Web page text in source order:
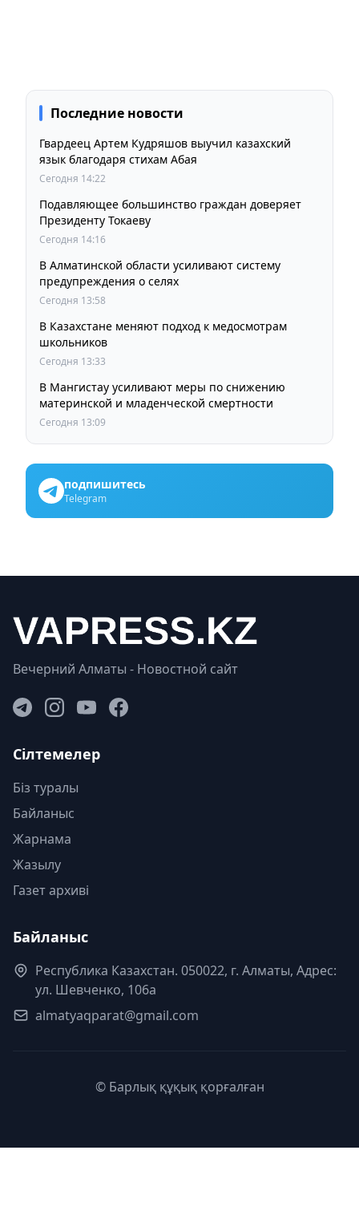
Последние новости
Гвардеец Артем Кудряшов выучил казахский
язык благодаря стихам Абая
Сегодня 14:22
Подавляющее большинство граждан доверяет
Президенту Токаеву
Сегодня 14:16
В Алматинской области усиливают систему
предупреждения о селях
Сегодня 13:58
В Казахстане меняют подход к медосмотрам
школьников
Сегодня 13:33
В Мангистау усиливают меры по снижению
материнской и младенческой смертности
Сегодня 13:09
подпишитесь
Telegram
Вечерний Алматы - Новостной сайт
Сілтемелер
Біз туралы
Байланыс
Жарнама
Жазылу
Газет архиві
Байланыс
Республика Казахстан. 050022, г. Алматы, Адрес:
ул. Шевченко, 106а
almatyaqparat@gmail.com
© Барлық құқық қорғалған